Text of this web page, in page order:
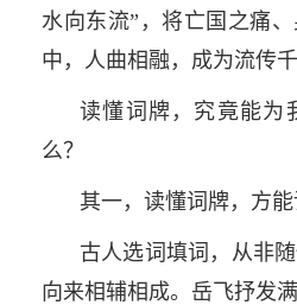
水向东流”，将亡国之痛
中，人曲相融，成为流传千
读懂词牌，究竟能为
么？
其一，读懂词牌，方能
古人选词填词，从非
向来相辅相成。岳飞抒发